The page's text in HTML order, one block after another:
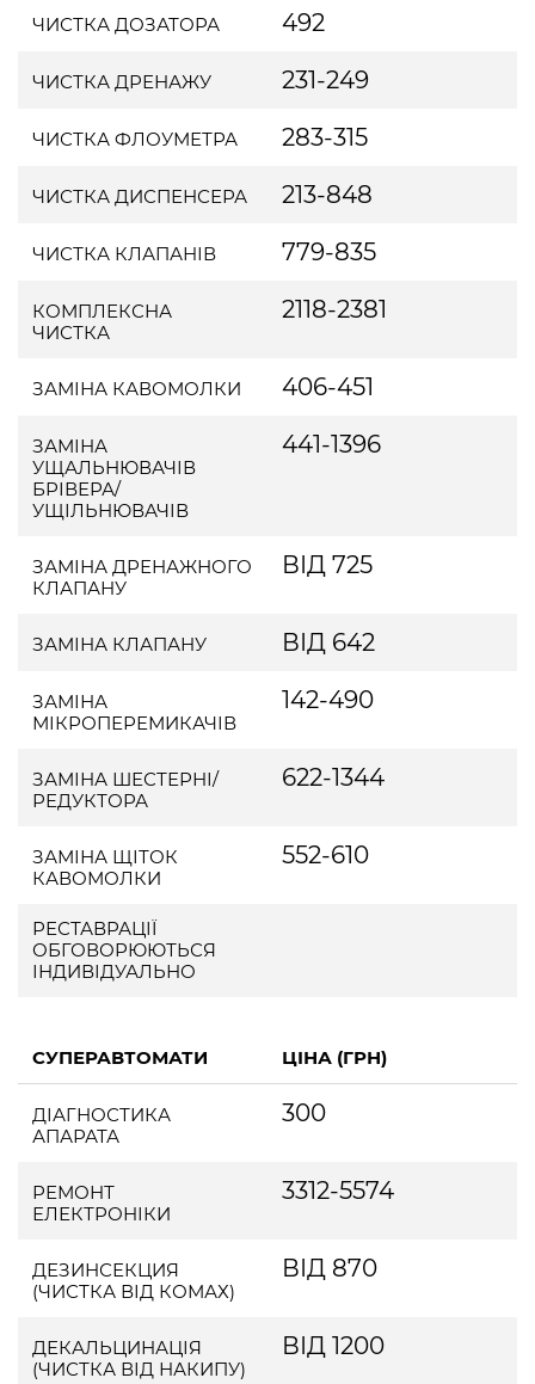
ЧИСТКА ДОЗАТОРА 492
ЧИСТКА ДРЕНАЖУ 231-249
ЧИСТКА ФЛОУМЕТРА 283-315
ЧИСТКА ДИСПЕНСЕРА 213-848
ЧИСТКА КЛАПАНІВ 779-835
КОМПЛЕКСНА
ЧИСТКА
2118-2381
ЗАМІНА КАВОМОЛКИ 406-451
ЗАМІНА
УЩАЛЬНЮВАЧІВ
БРІВЕРА/
УЩІЛЬНЮВАЧІВ
441-1396
ЗАМІНА ДРЕНАЖНОГО
КЛАПАНУ
ВІД 725
ЗАМІНА КЛАПАНУ ВІД 642
ЗАМІНА
МІКРОПЕРЕМИКАЧІВ
142-490
ЗАМІНА ШЕСТЕРНІ/
РЕДУКТОРА
622-1344
ЗАМІНА ЩІТОК
КАВОМОЛКИ
552-610
РЕСТАВРАЦІЇ
ОБГОВОРЮЮТЬСЯ
ІНДИВІДУАЛЬНО
СУПЕРАВТОМАТИ ЦІНА (ГРН)
ДІАГНОСТИКА
АПАРАТА
300
РЕМОНТ
ЕЛЕКТРОНІКИ
3312-5574
ДЕЗИНСЕКЦИЯ
(ЧИСТКА ВІД КОМАХ)
ВІД 870
ДЕКАЛЬЦИНАЦІЯ
(ЧИСТКА ВІД НАКИПУ)
ВІД 1200